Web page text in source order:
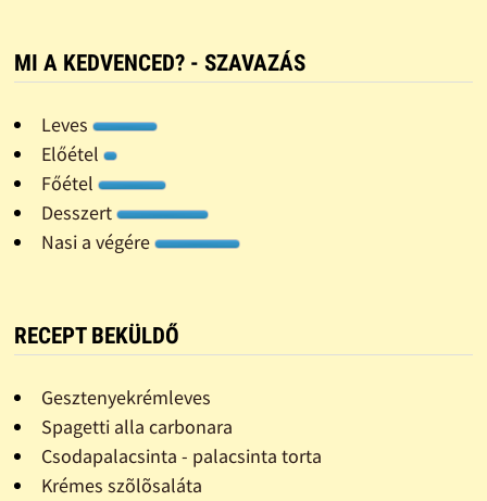
MI A KEDVENCED? - SZAVAZÁS
Leves
Előétel
Főétel
Desszert
Nasi a végére
RECEPT BEKÜLDŐ
Gesztenyekrémleves
Spagetti alla carbonara
Csodapalacsinta - palacsinta torta
Krémes szõlõsaláta